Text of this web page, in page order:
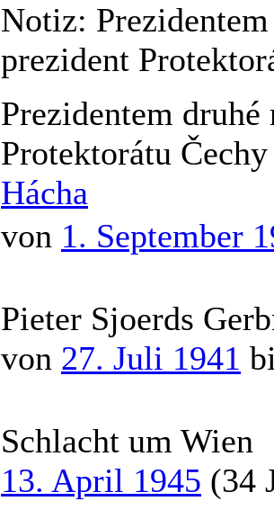
Notiz:
prezident
Prezidentem
Protektorátu
Hácha
von 1. September
Pieter Sjoerds
von 27. Juli 1941
Schlacht um Wien
13. April 1945 (34